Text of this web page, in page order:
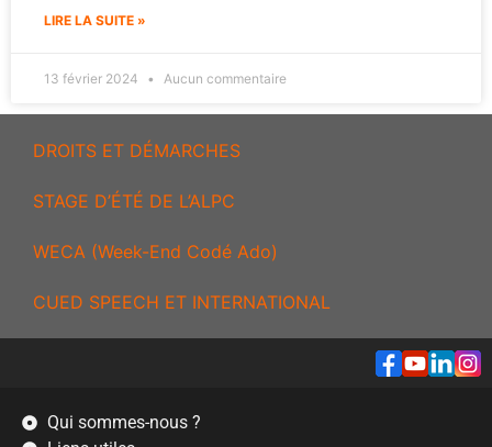
LIRE LA SUITE »
13 février 2024 Aucun commentaire
DROITS ET DÉMARCHES
STAGE D’ÉTÉ DE L’ALPC
WECA (Week-End Codé Ado)
CUED SPEECH ET INTERNATIONAL
Qui sommes-nous ?